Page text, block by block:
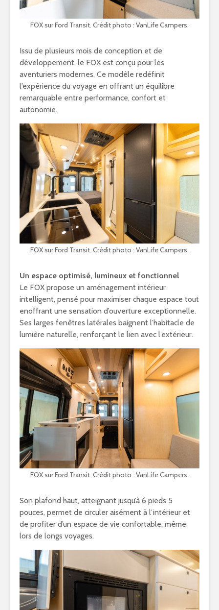
FOX sur Ford Transit. Crédit photo : VanLife Campers.
Issu de plusieurs mois de conception et de
développement, le FOX est conçu pour les
aventuriers modernes. Ce modèle redéfinit
l’expérience du voyage en offrant un équilibre
remarquable entre performance, confort et
autonomie.
FOX sur Ford Transit. Crédit photo : VanLife Campers.
Un espace optimisé, lumineux et fonctionnel
Le FOX propose un aménagement intérieur
intelligent, pensé pour maximiser chaque espace tout
enoffrant une sensation d’ouverture exceptionnelle.
Ses larges fenêtres latérales baignent l’habitacle de
lumière naturelle, renforçant le lien avec l’extérieur.
FOX sur Ford Transit. Crédit photo : VanLife Campers.
Son plafond haut, atteignant jusqu’à 6 pieds 5
pouces, permet de circuler aisément à l’intérieur et
de profiter d’un espace de vie confortable, même
lors de longs voyages.